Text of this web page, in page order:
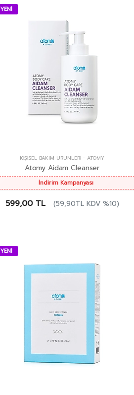
YENİ
KIŞISEL BAKIM ÜRÜNLERI - ATOMY
Atomy Aidam Cleanser
İndirim Kampanyası
599,00 TL (59,90TL KDV %10)
YENİ